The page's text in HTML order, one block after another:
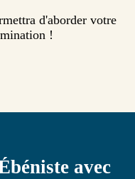
d'aborder votre
!
avec